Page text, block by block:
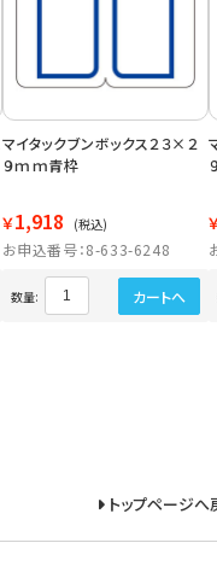
マイタックブンボックス２３×２
９ｍｍ青枠
￥1,918 (税込)
お申込番号：8-633-6248
数量: カートへ
トップページへ